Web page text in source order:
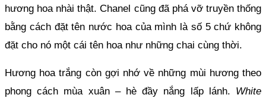
hương hoa nhài thật. Chanel cũng đã phá vỡ truyền thống
bằng cách đặt tên nước hoa của mình là số 5 chứ không
đặt cho nó một cái tên hoa như những chai cùng thời.
Hương hoa trắng còn gợi nhớ về những mùi hương theo
phong cách mùa xuân – hè đầy nắng lấp lánh. White